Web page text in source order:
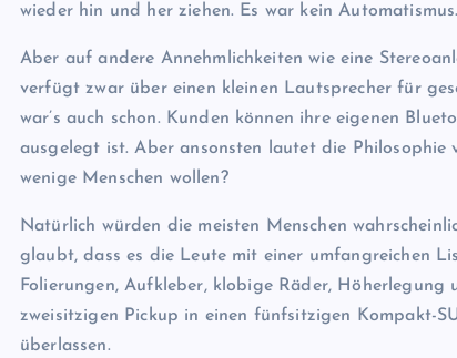
wieder hin und her ziehen. Es war kein
Aber auf andere Annehmlichkeiten wie eine
verfügt zwar über einen kleinen Lautsprecher für
war’s auch schon. Kunden können ihre eigenen
ausgelegt ist. Aber ansonsten lautet die Philosophie
wenige Menschen wollen?
Natürlich würden die meisten Menschen
glaubt, dass es die Leute mit einer umfangreichen
Folierungen, Aufkleber, klobige Räder,
zweisitzigen Pickup in einen fünfsitzigen Kompakt-
überlassen.